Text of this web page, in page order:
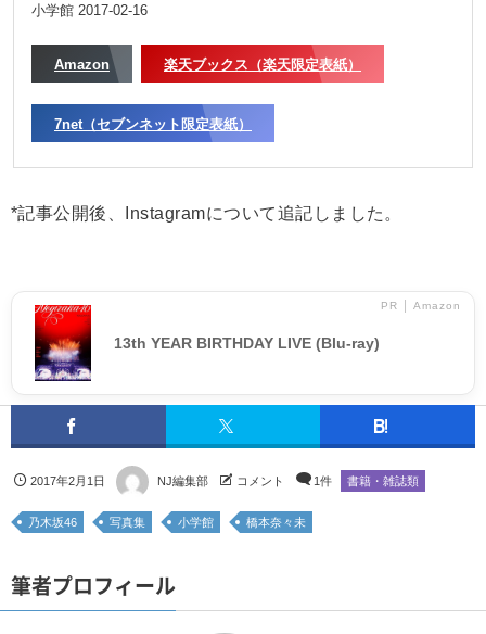
小学館 2017-02-16
Amazon 楽天ブックス（楽天限定表紙）
7net（セブンネット限定表紙）
*記事公開後、Instagramについて追記しました。
PR │ Amazon
13th YEAR BIRTHDAY LIVE (Blu-ray)
2017年2月1日 NJ編集部 コメント 1件 書籍・雑誌類
乃木坂46 写真集 小学館 橋本奈々未
筆者プロフィール